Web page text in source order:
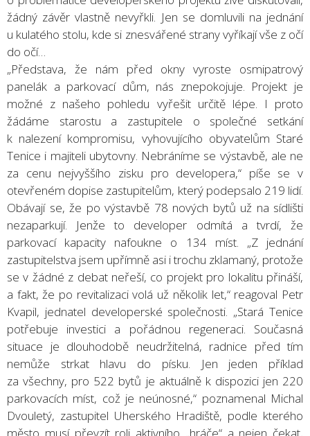
žádný závěr vlastně nevyřkli. Jen se domluvili na jednání
u kulatého stolu, kde si znesvářené strany vyříkají vše z očí
do očí…
„Představa, že nám před okny vyroste osmipatrový
panelák a parkovací dům, nás znepokojuje. Projekt je
možné z našeho pohledu vyřešit určitě lépe. I proto
žádáme starostu a zastupitele o společné setkání
k nalezení kompromisu, vyhovujícího obyvatelům Staré
Tenice i majiteli ubytovny. Nebráníme se výstavbě, ale ne
za cenu nejvyššího zisku pro developera,“ píše se v
otevřeném dopise zastupitelům, který podepsalo 219 lidí.
Obávají se, že po výstavbě 78 nových bytů už na sídlišti
nezaparkují. Jenže to developer odmítá a tvrdí, že
parkovací kapacity nafoukne o 134 míst. „Z jednání
zastupitelstva jsem upřímně asi i trochu zklamaný, protože
se v žádné z debat neřeší, co projekt pro lokalitu přináší,
a fakt, že po revitalizaci volá už několik let,“ reagoval Petr
Kvapil, jednatel developerské společnosti. „Stará Tenice
potřebuje investici a pořádnou regeneraci. Současná
situace je dlouhodobě neudržitelná, radnice před tím
nemůže strkat hlavu do písku. Jen jeden příklad
za všechny, pro 522 bytů je aktuálně k dispozici jen 220
parkovacích míst, což je neúnosné,“ poznamenal Michal
Dvouletý, zastupitel Uherského Hradiště, podle kterého
město musí převzít roli aktivního „hráče“ a nejen čekat,